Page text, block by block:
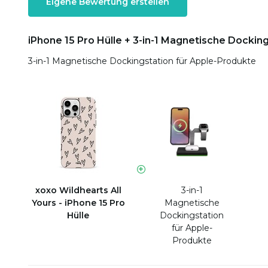
iPhone 15 Pro Hülle + 3-in-1 Magnetische
3-in-1 Magnetische Dockingstation für Apple-Produkte
xoxo Wildhearts All
Yours - iPhone 15 Pro
Hülle
3-in-1
Magnetische
Dockingstation
für Apple-
Produkte